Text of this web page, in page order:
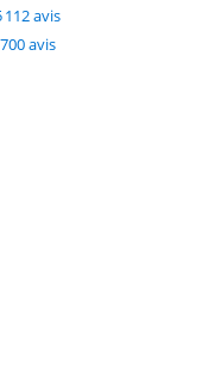
112 avis
avis